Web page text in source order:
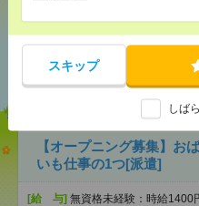
スキップ
しば
あなたの閲覧履
おすすめ
【オープニング募集】お
いも仕事の1つ[派遣]
[給 与] 無資格未経験：時給